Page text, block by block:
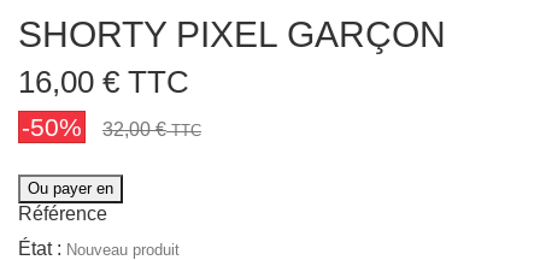
SHORTY PIXEL GARÇON
16,00 € TTC
-50% 32,00 €TTC
Ou payer en
Référence
État : Nouveau produit